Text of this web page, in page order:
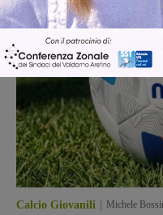
Calcio Giovanili Michele